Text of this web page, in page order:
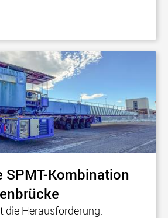
SPMT-Kombination
die Herausforderung.